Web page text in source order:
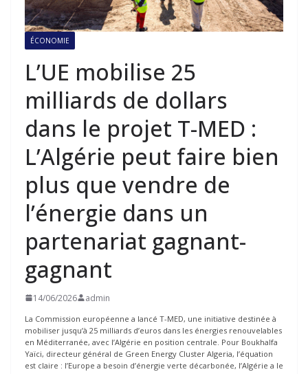
ÉCONOMIE
L’UE mobilise 25
milliards de dollars
dans le projet T-MED :
L’Algérie peut faire bien
plus que vendre de
l’énergie dans un
partenariat gagnant-
gagnant
14/06/2026 admin
La Commission européenne a lancé T-MED, une initiative destinée à
mobiliser jusqu’à 25 milliards d’euros dans les énergies renouvelables
en Méditerranée, avec l’Algérie en position centrale. Pour Boukhalfa
Yaïci, directeur général de Green Energy Cluster Algeria, l’équation
est claire : l’Europe a besoin d’énergie verte décarbonée, l’Algérie a le